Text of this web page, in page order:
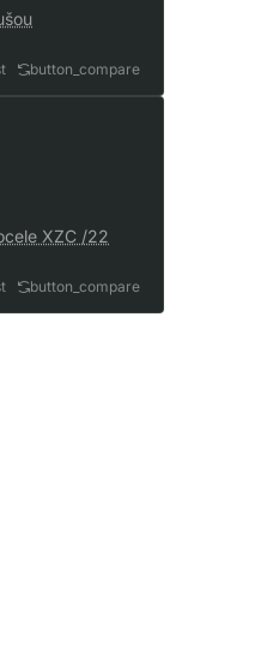
button_compare
ocele XZC /22
button_compare